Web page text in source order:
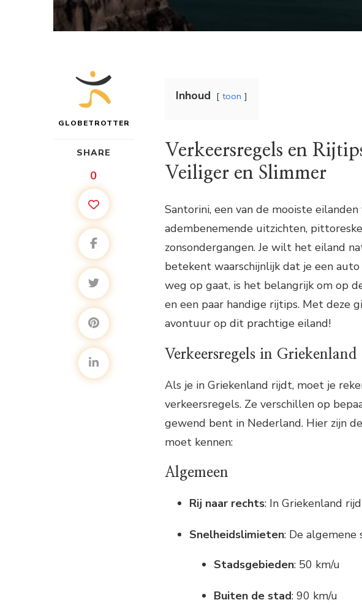
GLOBETROTTER
SHARE
0
Inhoud toon
Verkeersregels en
Veiliger en Slimmer
Santorini, een van de mooiste
adembenemende uitzichten,
zonsondergangen. Je wilt het eiland
betekent waarschijnlijk dat je een
weg op gaat, is het belangrijk om op
en een paar handige rijtips. Met deze
avontuur op dit prachtige eiland!
Verkeersregels in Griekenland
Als je in Griekenland rijdt, moet je
verkeersregels. Ze verschillen op
gewend bent in Nederland. Hier zijn
moet kennen:
Algemeen
Rij naar rechts: In Griekenland
Snelheidslimieten: De algemene
Stadsgebieden: 50 km/u
Buiten de stad: 90 km/u